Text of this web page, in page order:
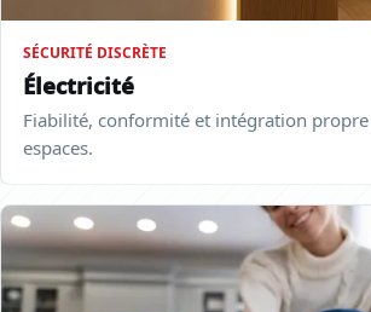
SÉCURITÉ DISCRÈTE
Électricité
Fiabilité, conformité et intégration
espaces.